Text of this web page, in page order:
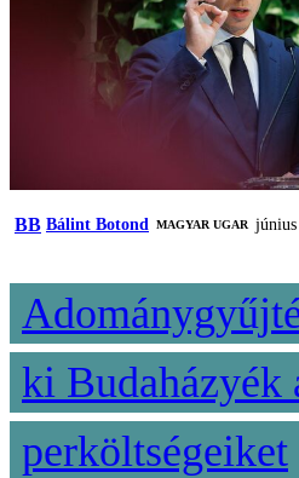
BB Bálint Botond MAGYAR UGAR
ki Budaházyék
perköltségeiket